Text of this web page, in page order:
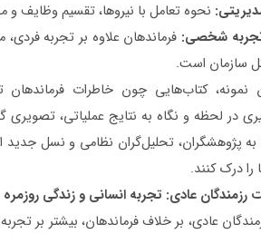
: نحوه تعامل با نیروها، تقسیم وظایف و
تجربه شخصی: فرماندهان علاوه بر تجربه
سازمان است.
نمونه، کتاب‌هایی چون خاطرات
در لحظه و نگاه به نتایج عملیاتی، تصویری
به پژوهشگران، تحلیل‌گران نظامی و نسل جدید
درک کنند.
رزمندگان عادی: تجربه انسانی و زندگی روزمره
عادی، بر خلاف فرماندهان، بیشتر بر